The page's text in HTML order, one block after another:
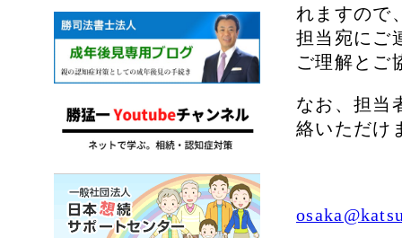
れますので
担当宛にご
ご理解とご
なお、担当
絡いただけ